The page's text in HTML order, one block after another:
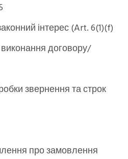
інтерес (Art. 6(1)(f)
виконання договору/
звернення та строк
про замовлення